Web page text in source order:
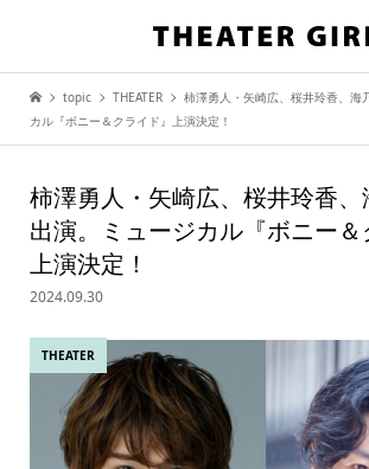
topic THEATER
柿澤勇人・矢崎広、桜井玲香、海
カル『ボニー＆クライド』上演決定！
柿澤勇人・矢崎広、桜井玲香、
出演。ミュージカル『ボニー＆
上演決定！
2024.09.30
THEATER